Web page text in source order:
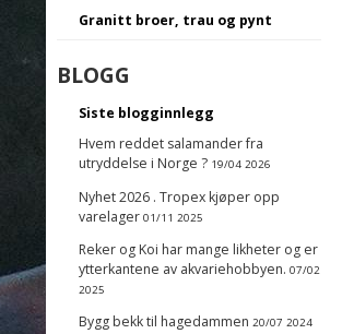
Granitt broer, trau og pynt
BLOGG
Siste blogginnlegg
Hvem reddet salamander fra
utryddelse i Norge ? 19/04 2026
Nyhet 2026 . Tropex kjøper opp
varelager 01/11 2025
Reker og Koi har mange likheter og er
ytterkantene av akvariehobbyen. 07/02
2025
Bygg bekk til hagedammen 20/07 2024